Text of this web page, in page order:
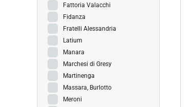
Fattoria Valacchi
Fidanza
Fratelli Alessandria
Latium
Manara
Marchesi di Gresy
Martinenga
Massara, Burlotto
Meroni